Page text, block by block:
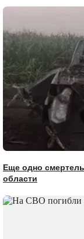
Еще одно
области